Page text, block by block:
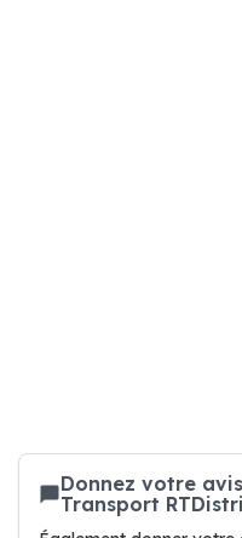
Donnez votre
Transport